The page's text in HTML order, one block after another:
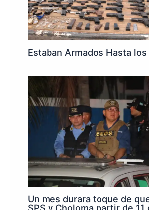
Estaban Armados Hasta
Un mes durara toque de
SPS y Choloma partir de 11